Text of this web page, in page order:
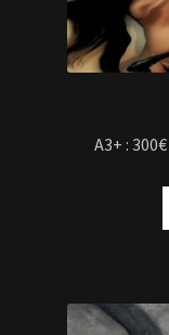
A3+ :